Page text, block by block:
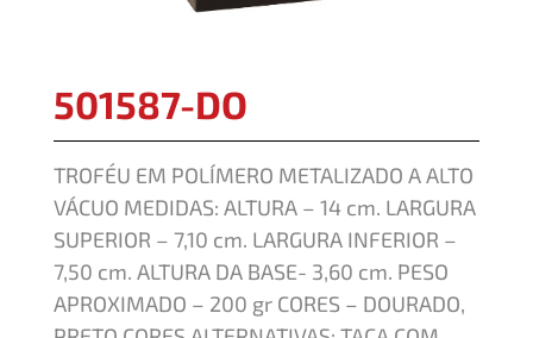
501587-DO
TROFÉU EM POLÍMERO METALIZADO A ALTO
VÁCUO MEDIDAS: ALTURA – 14 cm. LARGURA
SUPERIOR – 7,10 cm. LARGURA INFERIOR –
7,50 cm. ALTURA DA BASE- 3,60 cm. PESO
APROXIMADO – 200 gr CORES – DOURADO,